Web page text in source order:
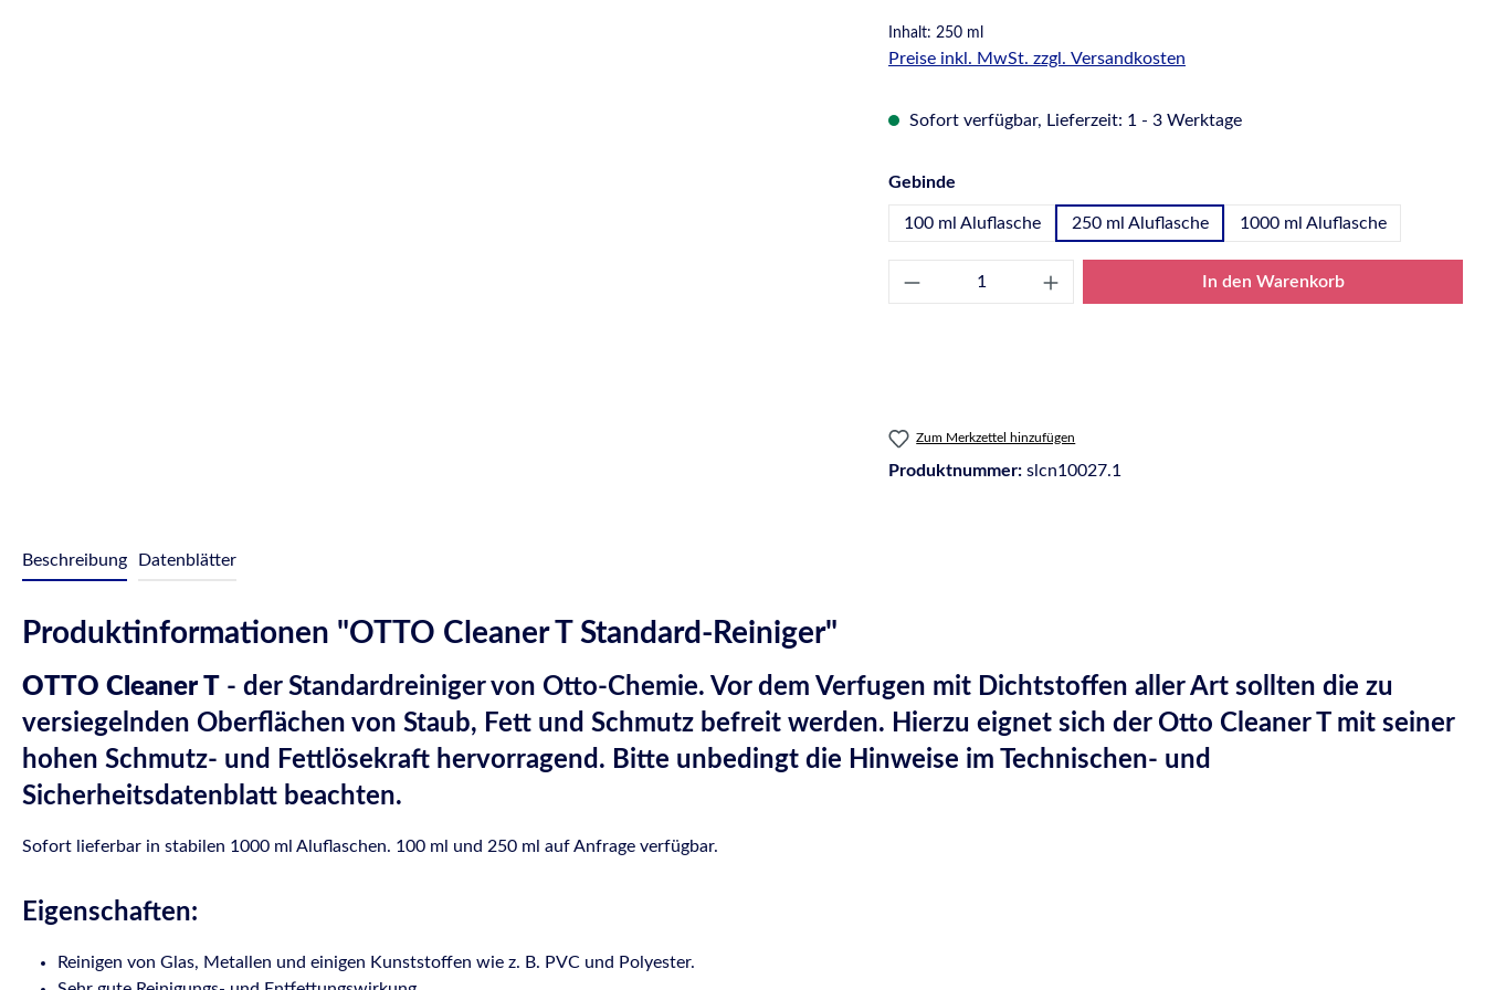
Inhalt: 250 ml
Preise inkl. MwSt. zzgl. Versandkosten
Sofort verfügbar, Lieferzeit: 1 - 3 Werktage
Gebinde
100 ml Aluflasche 250 ml Aluflasche 1000 ml Aluflasche
Produkt Anzahl: Gib den gewünschten Wert ein
In den Warenkorb
Zum Merkzettel hinzufügen
Produktnummer: slcn10027.1
Beschreibung Datenblätter
Produktinformationen "OTTO Cleaner T Standard-Reiniger"
OTTO Cleaner T - der Standardreiniger von Otto-Chemie. Vor dem Verfugen mit Dichtstoffen aller Art sollten die zu
versiegelnden Oberflächen von Staub, Fett und Schmutz befreit werden. Hierzu eignet sich der Otto Cleaner T mit seiner
hohen Schmutz- und Fettlösekraft hervorragend. Bitte unbedingt die Hinweise im Technischen- und
Sicherheitsdatenblatt beachten.
Sofort lieferbar in stabilen 1000 ml Aluflaschen. 100 ml und 250 ml auf Anfrage verfügbar.
Eigenschaften:
Reinigen von Glas, Metallen und einigen Kunststoffen wie z. B. PVC und Polyester.